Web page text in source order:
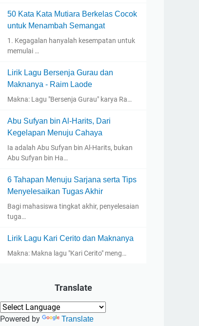
50 Kata Kata Mutiara Berkelas Cocok
untuk Menambah Semangat
1. Kegagalan hanyalah kesempatan untuk
memulai …
Lirik Lagu Bersenja Gurau dan
Maknanya - Raim Laode
Makna: Lagu "Bersenja Gurau" karya Ra…
Abu Sufyan bin Al-Harits, Dari
Kegelapan Menuju Cahaya
Ia adalah Abu Sufyan bin Al-Harits, bukan
Abu Sufyan bin Ha…
6 Tahapan Menuju Sarjana serta Tips
Menyelesaikan Tugas Akhir
Bagi mahasiswa tingkat akhir, penyelesaian
tuga…
Lirik Lagu Kari Cerito dan Maknanya
Makna: Makna lagu "Kari Cerito" meng…
Translate
Powered by Translate